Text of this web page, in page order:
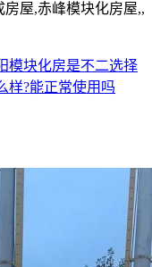
屋,赤峰模块化房屋,,
模块化房是不二选择
样?能正常使用吗